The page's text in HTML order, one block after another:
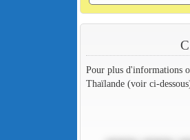
Pour plus d'informations
Thaïlande (voir ci-